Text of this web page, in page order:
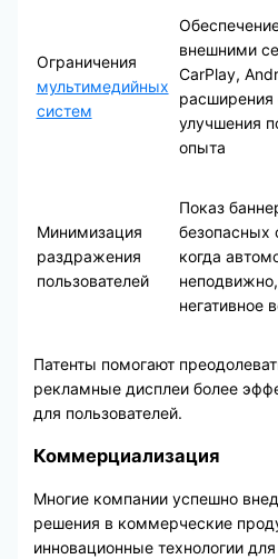
Ограничения
мультимедийных
систем
внешними
CarPlay,
расширения
улучшения
опыта
Минимизация
раздражения
пользователей
Показ
безопасных
когда
негативное
Патенты помогают
рекламные дисплеи более
для пользователей.
Коммерциализация
Многие компании успешно
решения в коммерческие
инновационные технологии